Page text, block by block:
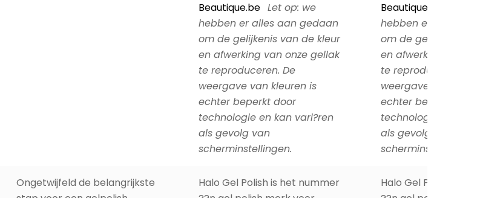
Beautique.be Let op: we
hebben er alles aan gedaan
om de gelijkenis van de kleur
en afwerking van onze gellak
te reproduceren. De
weergave van kleuren is
echter beperkt door
technologie en kan vari?ren
als gevolg van
scherminstellingen.
Beautique.be
hebben er alles
om de gelijkenis
en afwerking van
te reproduceren. De
weergave van
echter beperkt door
technologie en kan
als gevolg van
scherminstellingen.
Ongetwijfeld de belangrijkste
Halo Gel Polish is het nummer
Halo Gel Polish is